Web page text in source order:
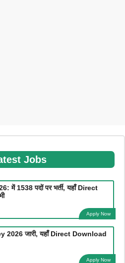
Jobs
1538 पदों पर भर्ती, यहाँ Direct
Apply Now
जारी, यहाँ Direct Download
Apply Now